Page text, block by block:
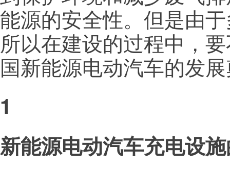
能源的安全性。但是由
所以在建设的过程中，
国新能源电动汽车的发
1
新能源电动汽车充电设